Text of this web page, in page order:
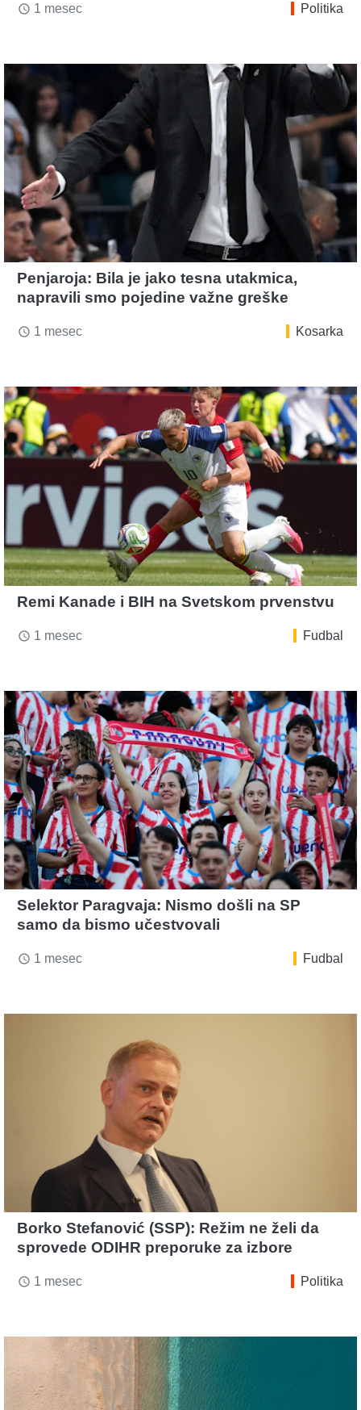
access_time 1 mesec Politika
Penjaroja: Bila je jako tesna utakmica,
napravili smo pojedine važne greške
access_time 1 mesec Kosarka
Remi Kanade i BIH na Svetskom prvenstvu
access_time 1 mesec Fudbal
Selektor Paragvaja: Nismo došli na SP
samo da bismo učestvovali
access_time 1 mesec Fudbal
Borko Stefanović (SSP): Režim ne želi da
sprovede ODIHR preporuke za izbore
access_time 1 mesec Politika